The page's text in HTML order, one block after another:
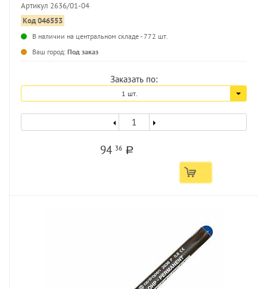
Артикул 2636/01-04
Код 046553
В наличии на центральном складе - 772 шт.
Ваш город: Под заказ
Заказать по:
1 шт.
94 36 a